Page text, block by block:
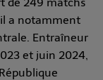
a notamment
Entraîneur
et juin 2024,